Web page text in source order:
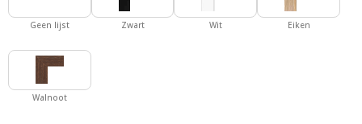
Geen lijst Zwart Wit Eiken
Walnoot